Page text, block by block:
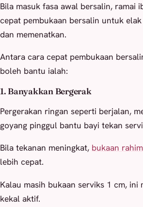
Bila masuk fasa awal bersalin, ramai
cepat pembukaan bersalin untuk
dan memenatkan.
Antara cara cepat pembukaan
boleh bantu ialah:
1. Banyakkan Bergerak
Pergerakan ringan seperti berjalan,
goyang pinggul bantu bayi tekan
Bila tekanan meningkat, bukaan
lebih cepat.
Kalau masih bukaan serviks 1 cm, ini
kekal aktif.